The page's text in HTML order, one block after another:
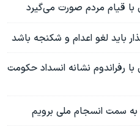
با قیام مردم صورت می‌گیرد
باید لغو اعدام و شکنجه باشد
رفراندوم نشانه انسداد حکومت
به سمت انسجام ملی برویم